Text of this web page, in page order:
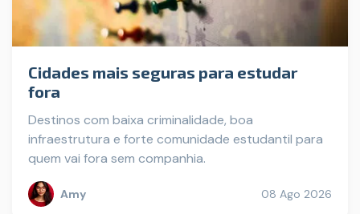
Cidades mais seguras para estudar
fora
Destinos com baixa criminalidade, boa
infraestrutura e forte comunidade estudantil para
quem vai fora sem companhia.
Amy 08 Ago 2026